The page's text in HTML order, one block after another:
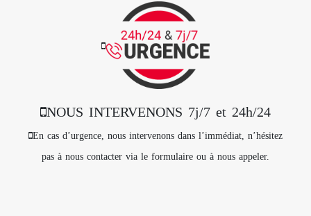
NOUS INTERVENONS 7j/7 et 24h/24
En cas d’urgence, nous intervenons dans l’immédiat, n’hésitez
pas à nous contacter via le formulaire ou à nous appeler.